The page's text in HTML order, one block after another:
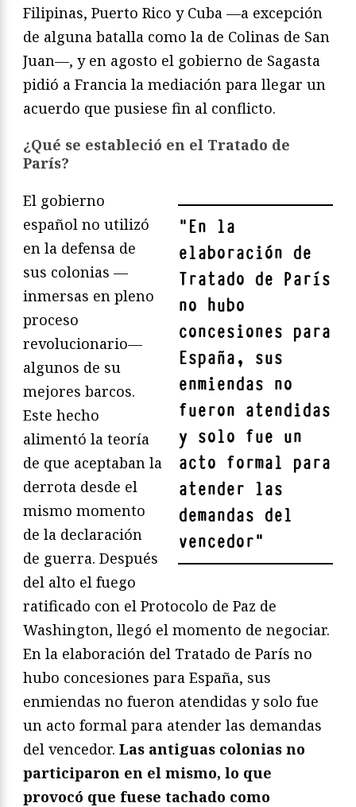
Filipinas, Puerto Rico y Cuba —a excepción
de alguna batalla como la de Colinas de San
Juan—, y en agosto el gobierno de Sagasta
pidió a Francia la mediación para llegar un
acuerdo que pusiese fin al conflicto.
¿Qué se estableció en el Tratado de
París?
"En la
elaboración de
Tratado de París
no hubo
concesiones para
España, sus
enmiendas no
fueron atendidas
y solo fue un
acto formal para
atender las
demandas del
vencedor"
El gobierno
español no utilizó
en la defensa de
sus colonias —
inmersas en pleno
proceso
revolucionario—
algunos de su
mejores barcos.
Este hecho
alimentó la teoría
de que aceptaban la
derrota desde el
mismo momento
de la declaración
de guerra. Después
del alto el fuego
ratificado con el Protocolo de Paz de
Washington, llegó el momento de negociar.
En la elaboración del Tratado de París no
hubo concesiones para España, sus
enmiendas no fueron atendidas y solo fue
un acto formal para atender las demandas
del vencedor. Las antiguas colonias no
participaron en el mismo, lo que
provocó que fuese tachado como